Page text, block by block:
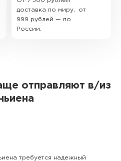
доставка по миру, от
999 рублей — по
России.
отправляют в/из
требуется надежный